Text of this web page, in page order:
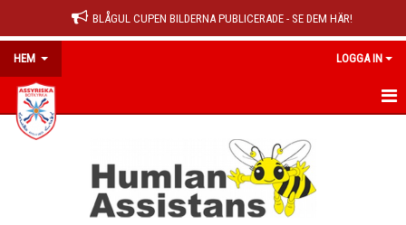
BLÅGUL CUPEN BILDERNA PUBLICERADE - SE DEM HÄR!
HEM LOGGA IN
HEM